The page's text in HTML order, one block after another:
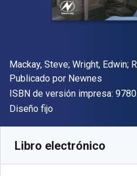
Autor(es)
Mackay, Steve; Wright, Edwin;
Editor
Publicado por Newnes
ISBN de versión impresa:
Formato
Diseño fijo
Libro electrónico